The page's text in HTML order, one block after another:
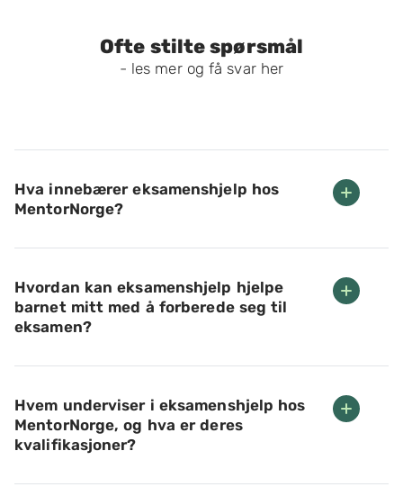
Ofte stilte spørsmål
- les mer og få svar her
Hva innebærer eksamenshjelp hos
MentorNorge?
Hvordan kan eksamenshjelp hjelpe
barnet mitt med å forberede seg til
eksamen?
Hvem underviser i eksamenshjelp hos
MentorNorge, og hva er deres
kvalifikasjoner?